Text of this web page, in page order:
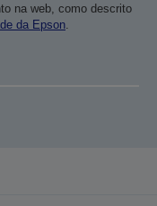
na web, como descrito
da Epson.